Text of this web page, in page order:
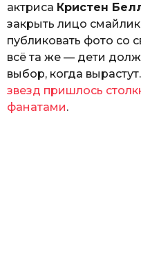
актриса Кристен
закрыть лицо
публиковать фото со
всё та же — дети
выбор, когда
звезд пришлось
фанатами.